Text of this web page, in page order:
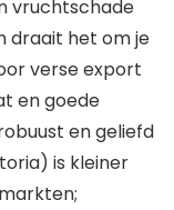
vruchtschade
draait het om je
verse export
en goede
en geliefd
is kleiner